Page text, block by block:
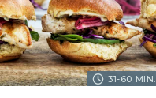
31-60 MIN.